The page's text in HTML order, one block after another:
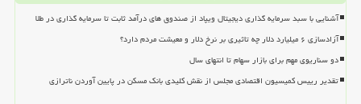
آشنایی با سبد سرمایه گذاری دیجیتال ویپاد از صندوق های درآمد ثابت تا سرمایه گذاری در طلا
آزادسازی ۶ میلیارد دلار چه تاثیری بر نرخ دلار و معیشت مردم دارد؟
دو سناریوی مهم برای بازار سهام تا انتهای سال
تقدیر رییس کمیسیون اقتصادی مجلس از نقش کلیدی بانک مسکن در پایین آوردن ناترازی